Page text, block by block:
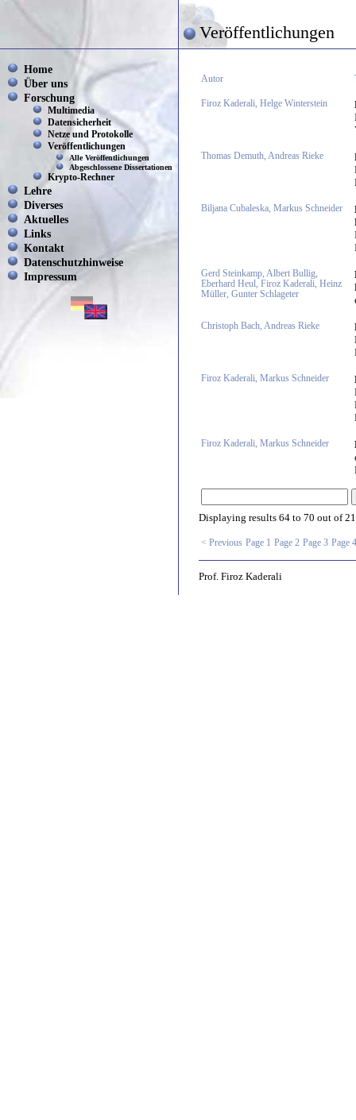
Veröffentlichungen
Home
Über uns
Forschung
Multimedia
Datensicherheit
Netze und Protokolle
Veröffentlichungen
Alle Veröffentlichungen
Abgeschlossene Dissertationen
Krypto-Rechner
Lehre
Diverses
Aktuelles
Links
Kontakt
Datenschutzhinweise
Impressum
Autor
Firoz Kaderali, Helge Winterstein
Thomas Demuth, Andreas Rieke
Biljana Cubaleska, Markus Schneider
Gerd Steinkamp, Albert Bullig,
Eberhard Heul, Firoz Kaderali, Heinz
Müller, Gunter Schlageter
Christoph Bach, Andreas Rieke
Firoz Kaderali, Markus Schneider
Firoz Kaderali, Markus Schneider
Displaying results 64 to 70 out of
< Previous Page 1 Page 2 Page 3 Page 4
Prof. Firoz Kaderali